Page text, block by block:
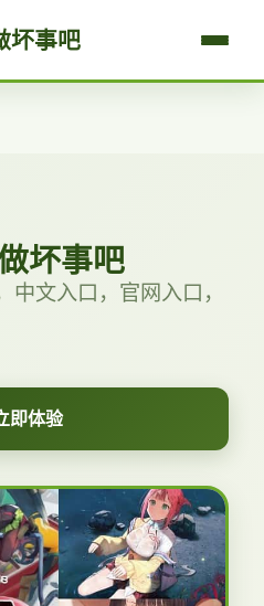
坏事吧
坏事吧
文入口，官网入口，
即体验